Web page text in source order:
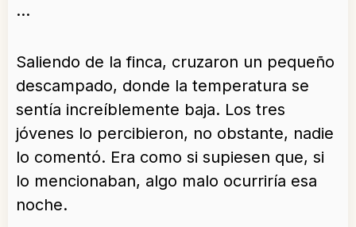
…
Saliendo de la finca, cruzaron un pequeño
descampado, donde la temperatura se
sentía increíblemente baja. Los tres
jóvenes lo percibieron, no obstante, nadie
lo comentó. Era como si supiesen que, si
lo mencionaban, algo malo ocurriría esa
noche.